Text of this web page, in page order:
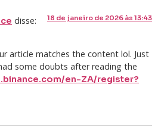
disse: 18 de janeiro de 2026 às 13:43
article matches the content lol. Just
some doubts after reading the
en-ZA/register?